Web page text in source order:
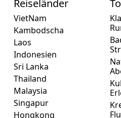
Reiseländer
VietNam
Kambodscha
Laos
Indonesien
Sri Lanka
Thailand
Malaysia
Singapur
Hongkong